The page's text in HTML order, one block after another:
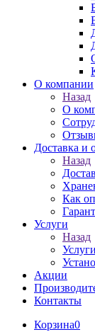
О компании
Назад
О
Доставка и
Назад
Как
Услуги
Назад
Услуги
Акции
Контакты
Корзина0